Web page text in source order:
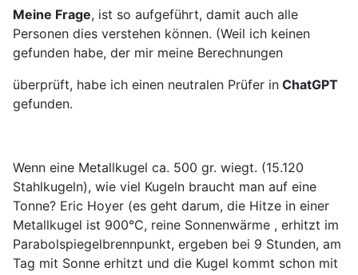
Meine Frage, ist so aufgeführt, damit auch alle
Personen dies verstehen können. (Weil ich keinen
gefunden habe, der mir meine Berechnungen
überprüft, habe ich einen neutralen Prüfer in ChatGPT
gefunden.
Wenn eine Metallkugel ca. 500 gr. wiegt. (15.120
Stahlkugeln), wie viel Kugeln braucht man auf eine
Tonne? Eric Hoyer (es geht darum, die Hitze in einer
Metallkugel ist 900°C, reine Sonnenwärme , erhitzt im
Parabolspiegelbrennpunkt, ergeben bei 9 Stunden, am
Tag mit Sonne erhitzt und die Kugel kommt schon mit